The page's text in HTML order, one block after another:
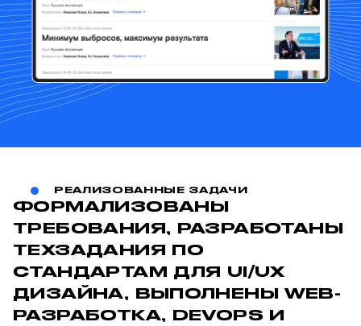
РЕАЛИЗОВАННЫЕ ЗАДАЧИ
ФОРМАЛИЗОВАНЫ
ТРЕБОВАНИЯ, РАЗРАБОТАНЫ
ТЕХЗАДАНИЯ ПО
СТАНДАРТАМ ДЛЯ UI/UX
ДИЗАЙНА, ВЫПОЛНЕНЫ WEB-
РАЗРАБОТКА, DEVOPS И